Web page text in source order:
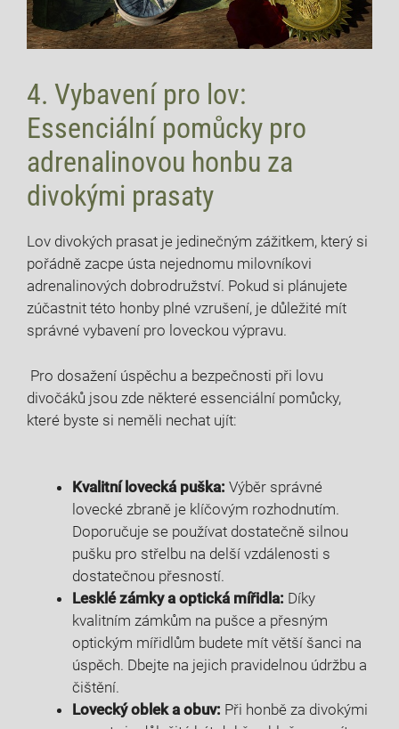
4. Vybavení ‌pro lov:
Essenciální pomůcky pro
adrenalinovou honbu za
⁤divokými⁢ prasaty
Lov ⁣divokých prasat je⁢ jedinečným zážitkem, který si
‍pořádně zacpe ústa nejednomu milovníkovi
‌adrenalinových dobrodružství. Pokud si plánujete
zúčastnit této⁤ honby plné​ vzrušení, je důležité‌ mít
správné vybavení pro loveckou výpravu.
​ Pro dosažení úspěchu ‍a bezpečnosti při ‌lovu
divočáků jsou zde některé⁢ essenciální pomůcky,
které byste si neměli ‌nechat ⁢ujít: ⁣
Kvalitní lovecká puška: Výběr správné⁣
lovecké zbraně je klíčovým rozhodnutím.‍
Doporučuje se používat dostatečně silnou
pušku pro střelbu na ‌delší vzdálenosti s
dostatečnou přesností.
Lesklé ‌zámky a optická mířidla: Díky⁢
kvalitním zámkům⁣ na pušce⁢ a přesným
optickým mířidlům ⁤budete ⁣mít větší šanci na‌
úspěch. Dbejte na ⁤jejich‍ pravidelnou údržbu a
čištění.
Lovecký oblek a obuv: Při honbě za divokými